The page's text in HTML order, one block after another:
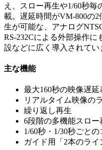
え、スロー再生や1/60秒
載。遅延時間がVM-800の
生が可能な、アナログ
RS-232Cによる外部操作
設などに広く導入されてい
主な機能
最大160秒の映像遅延
リアルタイム映像の
繰り返し再生
6段階の多機能スロー
1/60秒・1/30秒ごと
ガイド用「2本のラ